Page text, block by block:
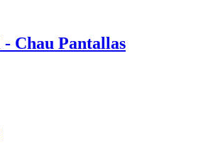
Chau Pantallas